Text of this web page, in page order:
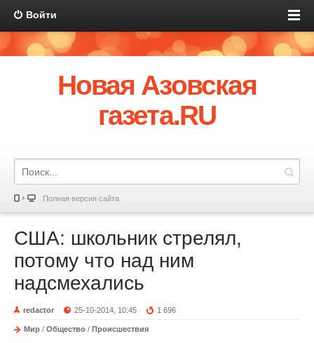
Войти
Новая Азовская
газета.RU
Полная версия сайта
США: школьник стрелял,
потому что над ним
надсмехались
redactor 25-10-2014, 10:45 1 696
Мир / Общество / Происшествия